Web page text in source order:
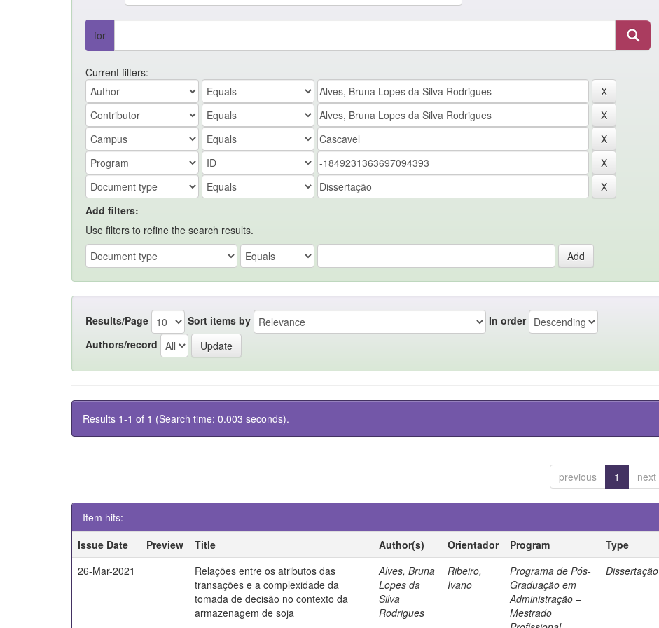
for
Current filters:
Add filters:
Use filters to refine the search results.
Results/Page Sort items by
In order
Authors/record
Results 1-1 of 1 (Search time: 0.003 seconds).
previous 1 next
Item hits:
Issue Date
Preview Title Author(s) Orientador Program
Type
26-Mar-2021
Relações entre os atributos das
transações e a complexidade da
tomada de decisão no contexto da
armazenagem de soja
Alves, Bruna
Lopes da
Silva
Rodrigues
Ribeiro,
Ivano
Programa de Pós-
Graduação em
Administração –
Mestrado
Dissertação